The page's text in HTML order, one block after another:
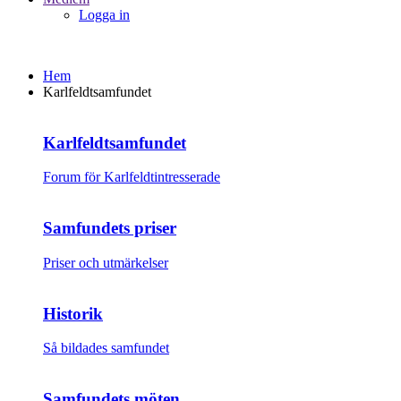
Logga in
Hem
Karlfeldtsamfundet
Karlfeldtsamfundet
Forum för Karlfeldtintresserade
Samfundets priser
Priser och utmärkelser
Historik
Så bildades samfundet